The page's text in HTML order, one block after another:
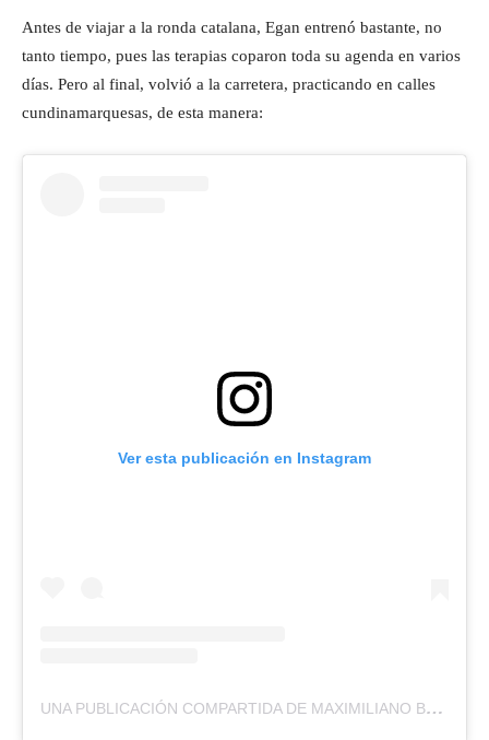
Antes de viajar a la ronda catalana, Egan entrenó bastante, no
tanto tiempo, pues las terapias coparon toda su agenda en varios
días. Pero al final, volvió a la carretera, practicando en calles
cundinamarquesas, de esta manera:
Ver esta publicación en Instagram
UNA PUBLICACIÓN COMPARTIDA DE MAXIMILIANO BLANCO (@MAXIMILIANO_BLANCO)